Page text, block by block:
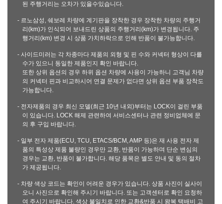
된 주행거리는 오차가 있을수있습니다.
- 르노삼성, 쉐보레 차량에 계기판을 장착한 경우 장착한 차량의 주행거
리(km)가 인식되어 보내드린 상품의 주행거리(km)가 변경됩니다. 주
행거리(km) 변경 시 상품 가치하락으로 인해 반품이 불가능합니다.
- 사이드미러는 각 차종마다 제품의 외형 및 핀 수와 커넥터 형상이 다를
수가 있으니 동일한 제품인지 확인 바랍니다.
또한 상위 옵션의 경우 하위 옵션 차량에 사용이 가능하니 고객님 차량
의 커넥터 핀과 비교하시어 연결 문제가 없다면 상위 옵션 부품 장착도
가능합니다.
- 전자제품의 경우 최신 모델(최근 10년 내외)부터는 LOCK이 걸린 부품
이 있습니다. LOCK 해제 관련하여 서비스센터나 관련 정비업체에 문
의 후 구입 바랍니다.
- 일부 전자 제품(ECU, TCU, ETACS/BCM, AMP 등)은 재 사용 전자 제
품의 특성상 제품 불량인 경우만 교환, 반품이 가능하며 단순 변심의
경우는 교환, 반품이 불가합니다. 해당 품목은 별도 안내 및 동의 절차
가 제공됩니다.
- 차량 색상 코드는 확인이 어려운 경우가 있습니다. 상품 사진이 실사이
오니 사진으로 확인해 주시기 바랍니다. 또는 고객센터로 확인 요청하
여 주시기 바랍니다. 색상 불일치로 인한 교환&반품 시 왕복 택배비 고